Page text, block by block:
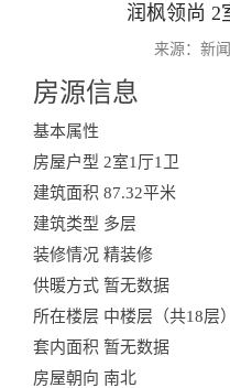
润枫领尚 2
来源：新
房源信息
Information
基本属性
房屋户型 2室1厅1卫
建筑面积 87.32平米
建筑类型 多层
装修情况 精装修
供暖方式 暂无数据
所在楼层 中楼层（共18层）
套内面积 暂无数据
房屋朝向 南北